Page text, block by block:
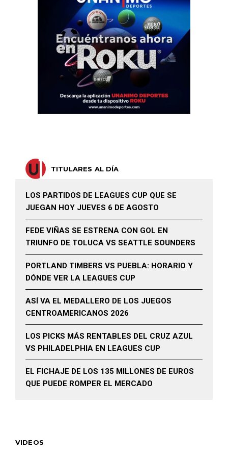
TITULARES AL DÍA
LOS PARTIDOS DE LEAGUES CUP QUE SE
JUEGAN HOY JUEVES 6 DE AGOSTO
FEDE VIÑAS SE ESTRENA CON GOL EN
TRIUNFO DE TOLUCA VS SEATTLE SOUNDERS
PORTLAND TIMBERS VS PUEBLA: HORARIO Y
DÓNDE VER LA LEAGUES CUP
ASÍ VA EL MEDALLERO DE LOS JUEGOS
CENTROAMERICANOS 2026
LOS PICKS MÁS RENTABLES DEL CRUZ AZUL
VS PHILADELPHIA EN LEAGUES CUP
EL FICHAJE DE LOS 135 MILLONES DE EUROS
QUE PUEDE ROMPER EL MERCADO
VIDEOS